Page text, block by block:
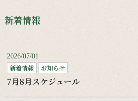
新着情報
2026/07/01
新着情報 お知らせ
7月8月スケジュール